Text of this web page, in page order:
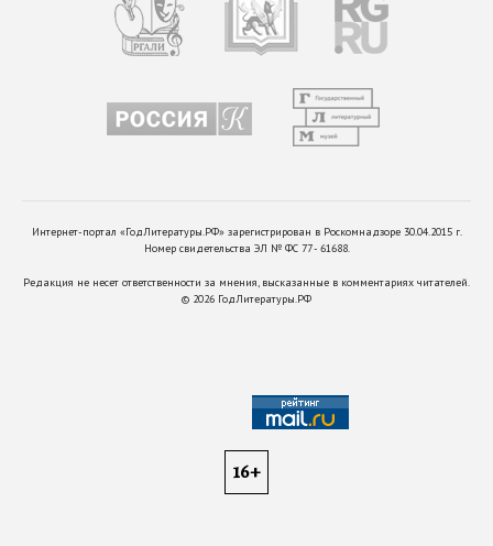
Интернет-портал «ГодЛитературы.РФ» зарегистрирован в Роскомнадзоре 30.04.2015 г.
Номер свидетельства ЭЛ № ФС 77 - 61688.
Редакция не несет ответственности за мнения, высказанные в комментариях читателей.
© 2026 ГодЛитературы.РФ
16+